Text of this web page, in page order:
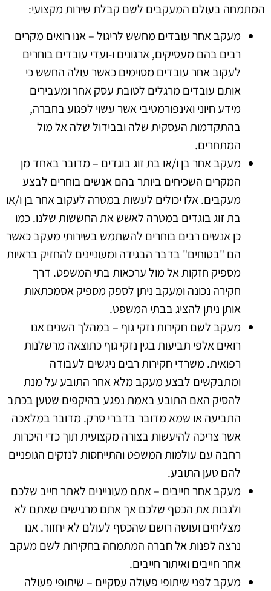
המתמחה בעולם המעקבים לשם קבלת שירות מקצועי:
מעקב אחר עובדים מחשש לריגול – אנו רואים מקרים
רבים בהם מעסיקים, ארגונים ו-ועדי עובדים בוחרים
לעקוב אחר עובדים מסוימים כאשר עולה החשש כי
אותם עובדים מרגלים לטובת עסק אחר ומעבירים
מידע חיוני ואינפורמטיבי אשר עשוי לפגוע בחברה,
בהתקדמות העסקית שלה ובבידול שלה אל מול
המתחרים.
מעקב אחר בן ו/או בת זוג בוגדים – מדובר באחד מן
המקרים השכיחים ביותר בהם אנשים בוחרים לבצע
מעקבים. אלו יכולים לעשות במטרה לעקוב אחר בן ו/או
בת זוג בוגדים במטרה לאשש את החששות שלנו. כמו
כן אנשים רבים בוחרים להשתמש בשירותי מעקב כאשר
הם "בטוחים" בדבר הבגידה ומעוניינים להחזיק בראיות
מספיק חזקות אל מול ערכאות בתי המשפט. דרך
חקירה נכונה ומעקב ניתן לספק מספיק אסמכתאות
אותן ניתן להציג בבתי המשפט.
מעקב לשם חקירות נזקי גוף – במהלך השנים אנו
רואים אלפי תביעות בגין נזקי גוף כתוצאה מרשלנות
רפואית. משרדי חקירות רבים ניגשים לעבודה
ומתבקשים לבצע מעקב מלא אחר התובע על מנת
להסיק האם התובע באמת נפגע בהיקפים שטען בכתב
התביעה או שמא מדובר בדברי סרק. מדובר במלאכה
אשר צריכה להיעשות בצורה מקצועית תוך כדי היכרות
רחבה עם עולמות המשפט והתייחסות לנזקים הגופניים
להם טען התובע.
מעקב אחר חייבים – אתם מעוניינים לאתר חייב שלכם
ולגבות את הכסף שלכם אך אתם מרגישים שאתם לא
מצליחים ועושה רושם שהכסף לעולם לא יחזור. אנו
נרצה לפנות אל חברה המתמחה בחקירות לשם מעקב
אחר חייבים ואיתור חייבים.
מעקב לפני שיתופי פעולה עסקיים – שיתופי פעולה